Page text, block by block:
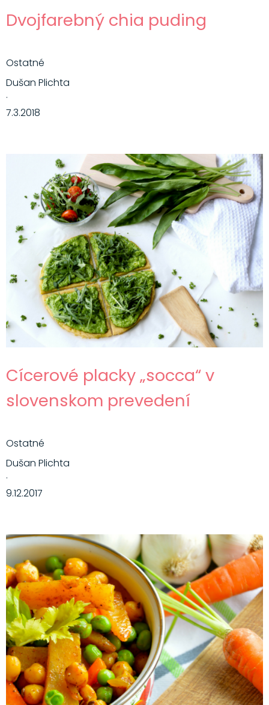
Dvojfarebný chia puding
Ostatné
Dušan Plichta
·
7.3.2018
Cícerové placky „socca“ v
slovenskom prevedení
Ostatné
Dušan Plichta
·
9.12.2017